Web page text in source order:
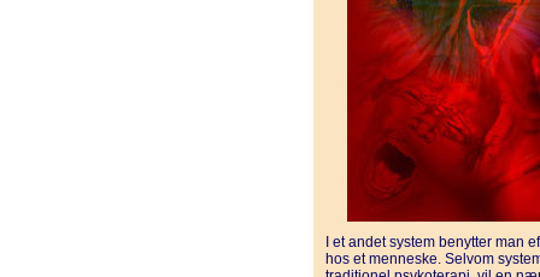
I et andet system benytter man
hos et menneske. Selvom